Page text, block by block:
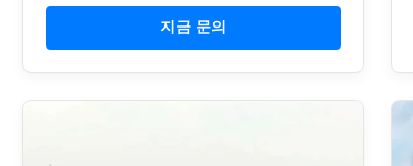
Comprehensive ...
지금 문의